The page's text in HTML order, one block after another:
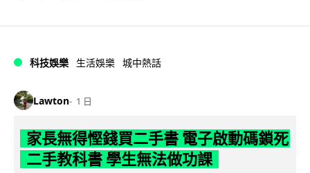
科技娛樂 生活娛樂 城中熱話
Lawton 1 日
家長無得慳錢買二手書 電子啟動碼鎖死
二手教科書 學生無法做功課